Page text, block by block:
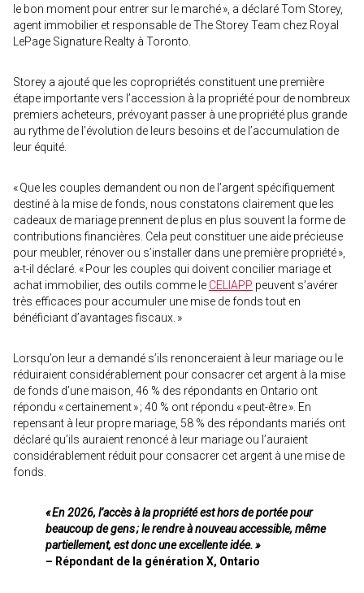
le bon moment pour entrer sur le marché », a déclaré Tom Storey,
agent immobilier et responsable de The Storey Team chez Royal
LePage Signature Realty à Toronto.
Storey a ajouté que les copropriétés constituent une première
étape importante vers l’accession à la propriété pour de nombreux
premiers acheteurs, prévoyant passer à une propriété plus grande
au rythme de l’évolution de leurs besoins et de l’accumulation de
leur équité.
« Que les couples demandent ou non de l’argent spécifiquement
destiné à la mise de fonds, nous constatons clairement que les
cadeaux de mariage prennent de plus en plus souvent la forme de
contributions financières. Cela peut constituer une aide précieuse
pour meubler, rénover ou s’installer dans une première propriété »,
a-t-il déclaré. « Pour les couples qui doivent concilier mariage et
achat immobilier, des outils comme le CELIAPP peuvent s’avérer
très efficaces pour accumuler une mise de fonds tout en
bénéficiant d’avantages fiscaux. »
Lorsqu’on leur a demandé s’ils renonceraient à leur mariage ou le
réduiraient considérablement pour consacrer cet argent à la mise
de fonds d’une maison, 46 % des répondants en Ontario ont
répondu « certainement » ; 40 % ont répondu « peut-être ». En
repensant à leur propre mariage, 58 % des répondants mariés ont
déclaré qu’ils auraient renoncé à leur mariage ou l’auraient
considérablement réduit pour consacrer cet argent à une mise de
fonds.
« En 2026, l’accès à la propriété est hors de portée pour
beaucoup de gens ; le rendre à nouveau accessible, même
partiellement, est donc une excellente idée. »
– Répondant de la génération X, Ontario